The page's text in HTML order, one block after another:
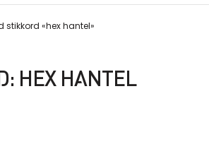
stikkord «hex hantel»
HEX HANTEL